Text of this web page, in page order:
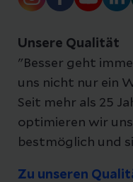
Unsere Qualität
"Besser geht
uns nicht nur ein
Seit mehr als 25
optimieren wir
bestmöglich und
Zu unseren